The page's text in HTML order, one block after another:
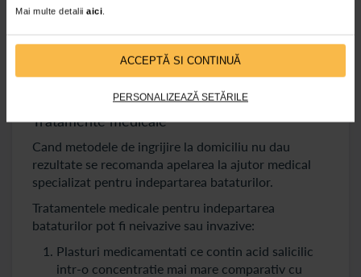
Mai multe detalii aici
ACCEPTĂ SI CONTINUĂ
PERSONALIZEAZĂ SETĂRILE
care contin acid salicilic. Se recomanda respectarea
instructiunile de utilizare a acestor produse si
evitarea aplicarii pe pielea sanatoasa din jurul
Tratamente medicale
Cand metodele de ingrijire la domiciliu nu dau
rezultate se recomanda apelarea la ajutor medical
specializat pentru indepartarea bataturilor.
Tratamentele medicale pentru indepartarea
bataturilor pot fi neivazive sau invazive:
Plasturi medicamentati ce contin acid salicilic
intr-o concentratie mai mare comparativ cu